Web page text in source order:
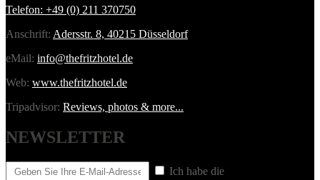
Telefon: +49 (0) 211 370750
Anschrift: Adersstr. 8, 40215 Düsseldorf
eMail: info@thefritzhotel.de
Web: www.thefritzhotel.de
Tripadvisor: Reviews, photos & more...
NEWSLETTER
Ich habe die